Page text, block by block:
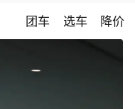
团车 选车 降价